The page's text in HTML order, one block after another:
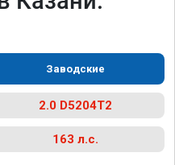
Заводские
2.0 D5204T2
163 л.с.